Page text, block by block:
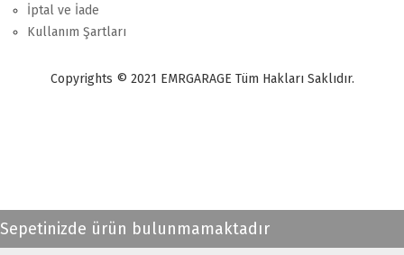
İptal ve İade
Kullanım Şartları
Copyrights © 2021 EMRGARAGE Tüm Hakları Saklıdır.
Sepetinizde ürün bulunmamaktadır